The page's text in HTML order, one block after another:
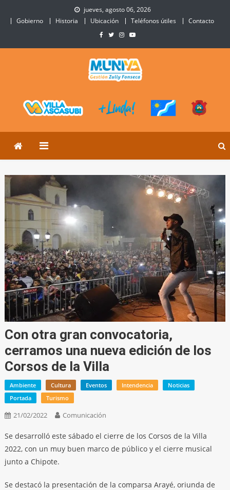
jueves, agosto 06, 2026
Gobierno
Historia Ubicación Teléfonos útiles Contacto
Ascasubi
Con otra gran convocatoria,
cerramos una nueva edición de los
Corsos de la Villa
Ambiente Cultura Eventos Intendencia
Noticias
Portada
Turismo
21/02/2022 Comunicación
Se desarrolló este sábado el cierre de los Corsos de la Villa
2022, con un muy buen marco de público y el cierre musical
junto a Chipote.
Se destacó la presentación de la comparsa Arayé, oriunda de